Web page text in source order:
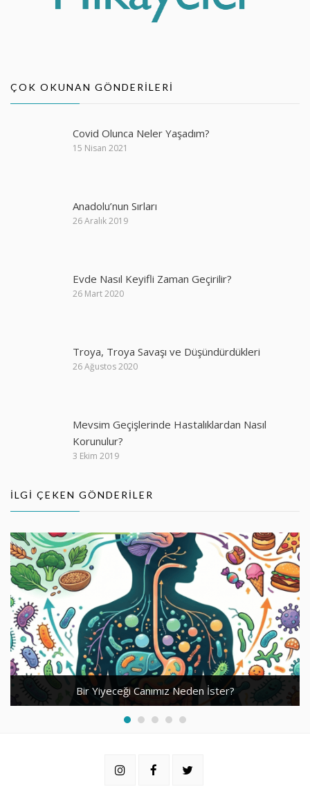
ÇOK OKUNAN GÖNDERILERI
Covid Olunca Neler Yaşadım?
15 Nisan 2021
Anadolu’nun Sırları
26 Aralık 2019
Evde Nasıl Keyifli Zaman Geçirilir?
26 Mart 2020
Troya, Troya Savaşı ve Düşündürdükleri
26 Ağustos 2020
Mevsim Geçişlerinde Hastalıklardan Nasıl
Korunulur?
3 Ekim 2019
İLGI ÇEKEN GÖNDERILER
Bir Yiyeceği Canımız Neden İster?